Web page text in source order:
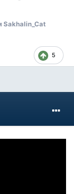
Sakhalin_Cat
5